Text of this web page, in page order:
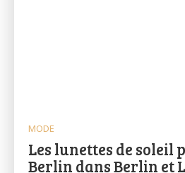
MODE
Les lunettes de soleil
Berlin dans Berlin et